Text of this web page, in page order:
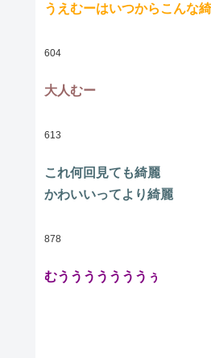
うえむーはいつからこんな
604
大人むー
613
これ何回見ても綺麗
かわいいってより綺麗
878
むうううううううぅ